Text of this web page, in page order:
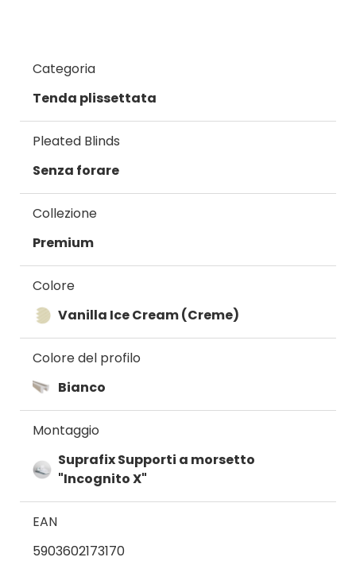
Categoria
Tenda plissettata
Pleated Blinds
Senza forare
Collezione
Premium
Colore
Vanilla Ice Cream (Creme)
Colore del profilo
Bianco
Montaggio
Suprafix Supporti a morsetto
"Incognito X"
EAN
5903602173170